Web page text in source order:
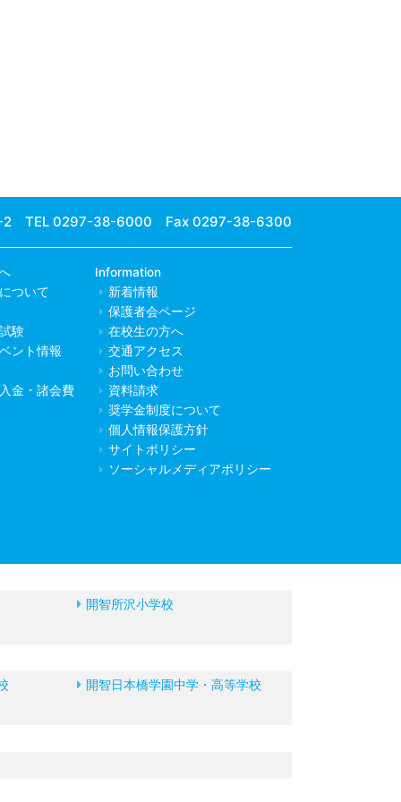
2 TEL 0297-38-6000 Fax 0297-38-6300
ついて
験
ント情報
金・諸会費
Information
新着情報
保護者会ページ
在校生の方へ
交通アクセス
お問い合わせ
資料請求
奨学金制度について
個人情報保護方針
サイトポリシー
ソーシャルメディアポリシー
開智所沢小学校
開智日本橋学園中学・高等学校